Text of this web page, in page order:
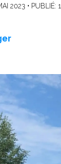
2023 • PUBLIÉ: